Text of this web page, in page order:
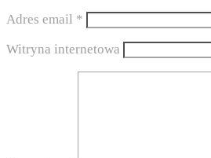
Adres email *
Witryna internetowa